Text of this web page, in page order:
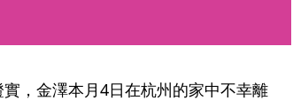
，金澤本月4日在杭州的家中不幸離